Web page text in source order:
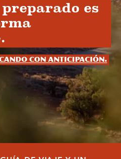
es
con anticipación.